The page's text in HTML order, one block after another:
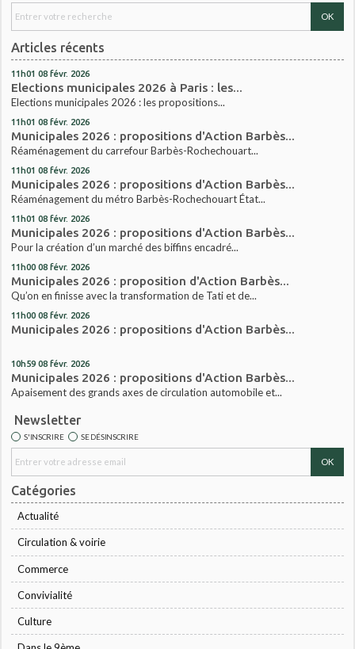
Articles récents
11h01 08 févr. 2026
Elections municipales 2026 à Paris : les...
Elections municipales 2026 : les propositions...
11h01 08 févr. 2026
Municipales 2026 : propositions d'Action Barbès...
Réaménagement du carrefour Barbès-Rochechouart...
11h01 08 févr. 2026
Municipales 2026 : propositions d'Action Barbès...
Réaménagement du métro Barbès-Rochechouart État...
11h01 08 févr. 2026
Municipales 2026 : propositions d'Action Barbès...
Pour la création d’un marché des biffins encadré...
11h00 08 févr. 2026
Municipales 2026 : proposition d'Action Barbès...
Qu’on en finisse avec la transformation de Tati et de...
11h00 08 févr. 2026
Municipales 2026 : propositions d'Action Barbès...
10h59 08 févr. 2026
Municipales 2026 : propositions d'Action Barbès...
Apaisement des grands axes de circulation automobile et...
Newsletter
S'INSCRIRE SE DÉSINSCRIRE
Catégories
Actualité
Circulation & voirie
Commerce
Convivialité
Culture